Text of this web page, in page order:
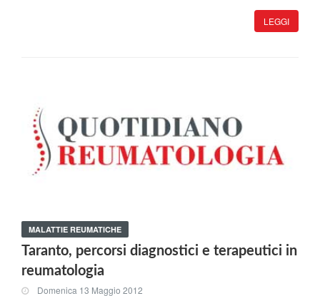
LEGGI
MALATTIE REUMATICHE
Taranto, percorsi diagnostici e terapeutici in
reumatologia
Domenica 13 Maggio 2012